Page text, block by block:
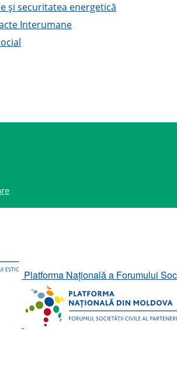
și securitatea energetică
Interumane
Platforma Națională a Forumului